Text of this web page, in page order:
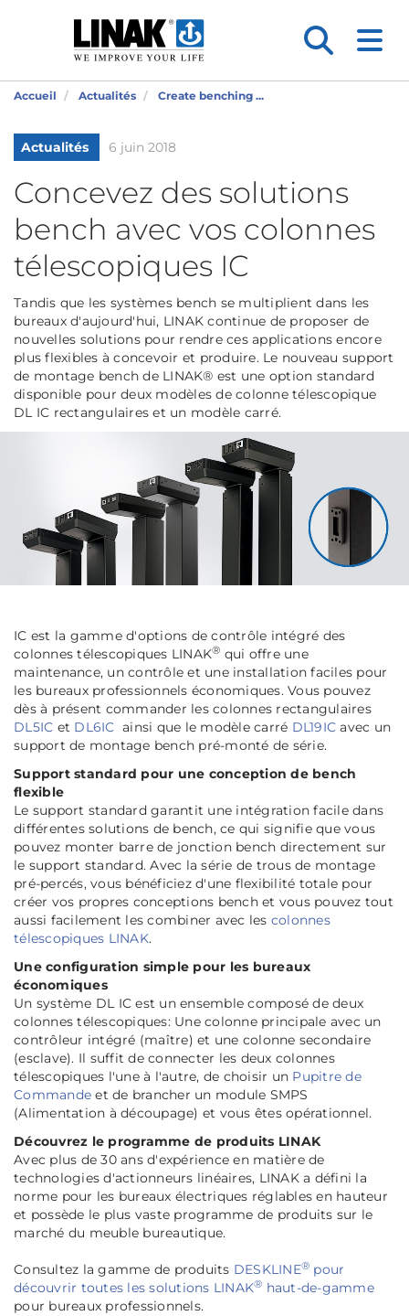
Accueil Actualités Create benching ...
Actualités 6 juin 2018
Concevez des solutions
bench avec vos colonnes
télescopiques IC
Tandis que les systèmes bench se multiplient dans les
bureaux d'aujourd'hui, LINAK continue de proposer de
nouvelles solutions pour rendre ces applications encore
plus flexibles à concevoir et produire. Le nouveau support
de montage bench de LINAK® est une option standard
disponible pour deux modèles de colonne télescopique
DL IC rectangulaires et un modèle carré.
IC est la gamme d'options de contrôle intégré des
colonnes télescopiques LINAK® qui offre une
maintenance, un contrôle et une installation faciles pour
les bureaux professionnels économiques. Vous pouvez
dès à présent commander les colonnes rectangulaires
DL5IC et DL6IC ainsi que le modèle carré DL19IC avec un
support de montage bench pré-monté de série.
Support standard pour une conception de bench
flexible
Le support standard garantit une intégration facile dans
différentes solutions de bench, ce qui signifie que vous
pouvez monter barre de jonction bench directement sur
le support standard. Avec la série de trous de montage
pré-percés, vous bénéficiez d'une flexibilité totale pour
créer vos propres conceptions bench et vous pouvez tout
aussi facilement les combiner avec les colonnes
télescopiques LINAK.
Une configuration simple pour les bureaux
économiques
Un système DL IC est un ensemble composé de deux
colonnes télescopiques: Une colonne principale avec un
contrôleur intégré (maître) et une colonne secondaire
(esclave). Il suffit de connecter les deux colonnes
télescopiques l'une à l'autre, de choisir un Pupitre de
Commande et de brancher un module SMPS
(Alimentation à découpage) et vous êtes opérationnel.
Découvrez le programme de produits LINAK
Avec plus de 30 ans d'expérience en matière de
technologies d'actionneurs linéaires, LINAK a défini la
norme pour les bureaux électriques réglables en hauteur
et possède le plus vaste programme de produits sur le
marché du meuble bureautique.
Consultez la gamme de produits DESKLINE® pour
découvrir toutes les solutions LINAK® haut-de-gamme
pour bureaux professionnels.